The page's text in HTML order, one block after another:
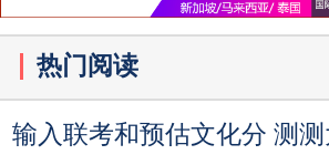
热门阅读
输入联考和预估文化分 测